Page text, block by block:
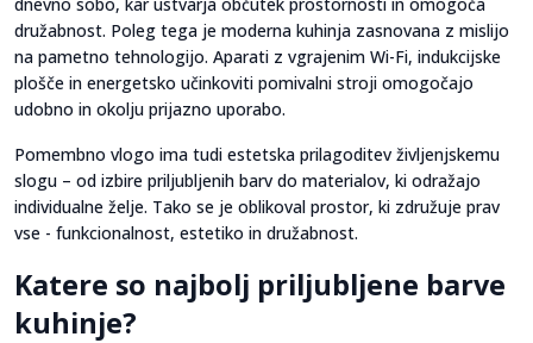
družabnost. Poleg tega je moderna kuhinja zasnovana z mislijo
na pametno tehnologijo. Aparati z vgrajenim Wi-Fi, indukcijske
plošče in energetsko učinkoviti pomivalni stroji omogočajo
udobno in okolju prijazno uporabo.
Pomembno vlogo ima tudi estetska prilagoditev življenjskemu
slogu – od izbire priljubljenih barv do materialov, ki odražajo
individualne želje. Tako se je oblikoval prostor, ki združuje prav
vse - funkcionalnost, estetiko in družabnost.
Katere so najbolj priljubljene barve
kuhinje?